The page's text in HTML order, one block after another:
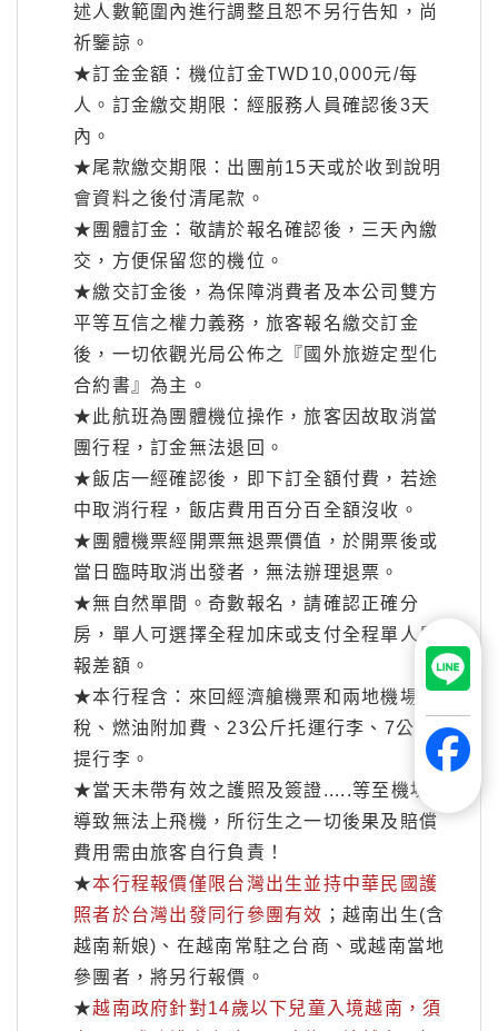
述人數範圍內進行調整且恕不另行告知，尚
祈鑒諒。
★訂金金額：機位訂金TWD10,000元/每
人。訂金繳交期限：經服務人員確認後3天
內。
★尾款繳交期限：出團前15天或於收到說明
會資料之後付清尾款。
★團體訂金：敬請於報名確認後，三天內繳
交，方便保留您的機位。
★繳交訂金後，為保障消費者及本公司雙方
平等互信之權力義務，旅客報名繳交訂金
後，一切依觀光局公佈之『國外旅遊定型化
合約書』為主。
★此航班為團體機位操作，旅客因故取消當
團行程，訂金無法退回。
★飯店一經確認後，即下訂全額付費，若途
中取消行程，飯店費用百分百全額沒收。
★團體機票經開票無退票價值，於開票後或
當日臨時取消出發者，無法辦理退票。
★無自然單間。奇數報名，請確認正確分
房，單人可選擇全程加床或支付全程單人房
報差額。
★本行程含：來回經濟艙機票和兩地機場
稅、燃油附加費、23公斤托運行李、7公斤手
提行李。
★當天未帶有效之護照及簽證.....等至機場，
導致無法上飛機，所衍生之一切後果及賠償
費用需由旅客自行負責！
★本行程報價僅限台灣出生並持中華民國護
照者於台灣出發同行參團有效 ；越南出生(含
越南新娘)、在越南常駐之台商、或越南當地
參團者，將另行報價。
★越南政府針對14歲以下兒童入境越南，須